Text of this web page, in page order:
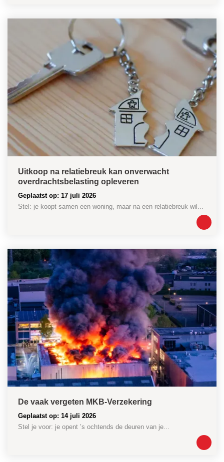
Uitkoop na relatiebreuk kan onverwacht
overdrachtsbelasting opleveren
Geplaatst op: 17 juli 2026
Stel: je koopt samen een woning, maar na een relatiebreuk wil...
De vaak vergeten MKB-Verzekering
Geplaatst op: 14 juli 2026
Stel je voor: je opent ’s ochtends de deuren van je...